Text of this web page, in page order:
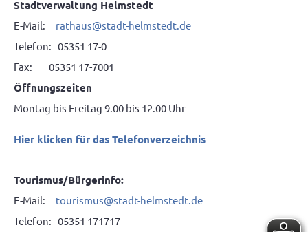
Stadtverwaltung Helmstedt
E-Mail: rathaus@stadt-helmstedt.de
Telefon: 05351 17-0
Fax: 05351 17-7001
Öffnungszeiten
Montag bis Freitag 9.00 bis 12.00 Uhr
Hier klicken für das Telefonverzeichnis
Tourismus/Bürgerinfo:
E-Mail: tourismus@stadt-helmstedt.de
Telefon: 05351 171717